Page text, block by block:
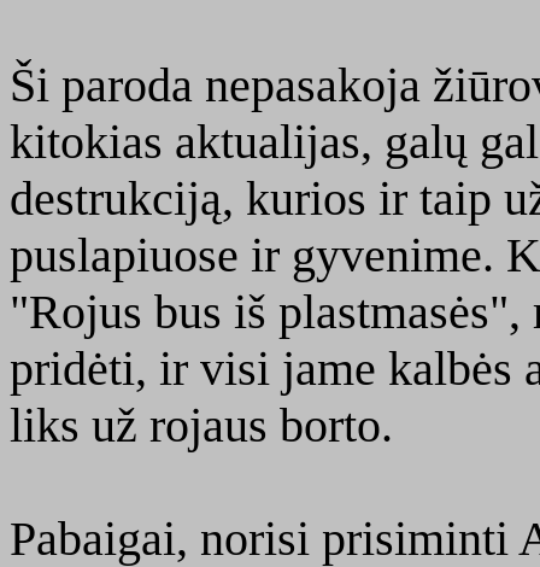
Ši paroda nepasakoja
kitokias aktualijas, galų
destrukciją, kurios ir taip
puslapiuose ir gyvenime.
"Rojus bus iš
pridėti, ir visi jame kalbės
liks už rojaus borto.
Pabaigai, norisi prisiminti